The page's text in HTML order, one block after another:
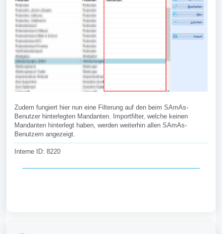
Zudem fungiert hier nun eine Filterung auf den beim SAmAs-
Benutzer hinterlegten Mandanten. Importfilter, welche keinen
Mandanten hinterlegt haben, werden weiterhin allen SAmAs-
Benutzern angezeigt.
Interne ID: 8220